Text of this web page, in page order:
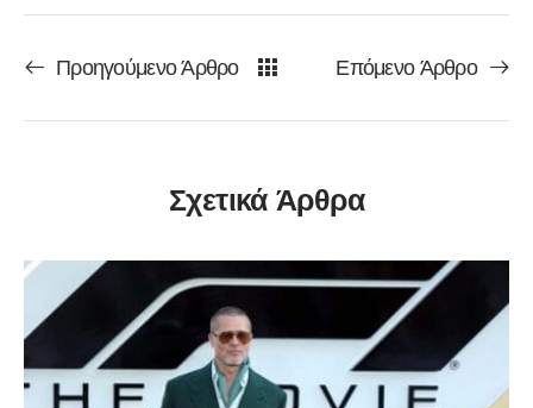
Προηγούμενο Άρθρο Επόμενο Άρθρο
Σχετικά Άρθρα